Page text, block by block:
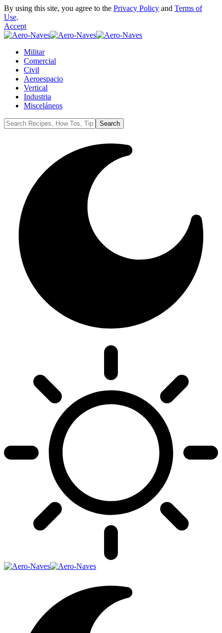
By using this site, you agree to the Privacy Policy and Terms of
Use.
Accept
Militar
Comercial
Civil
Aeroespacio
Vertical
Industria
Misceláneos